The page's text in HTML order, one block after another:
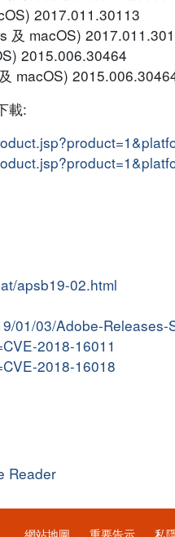
2017.011.30113
及 macOS)
2015.006.30464
macOS)
載:
apsb19-02.html
01/03/Adobe-Releases-
2018-16011
2018-16018
Reader
網站地圖 重要告示 私